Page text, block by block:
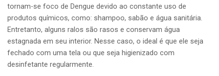
tornam-se foco de Dengue devido ao constante uso de
produtos químicos, como: shampoo, sabão e água sanitária.
Entretanto, alguns ralos são rasos e conservam água
estagnada em seu interior. Nesse caso, o ideal é que ele seja
fechado com uma tela ou que seja higienizado com
desinfetante regularmente.